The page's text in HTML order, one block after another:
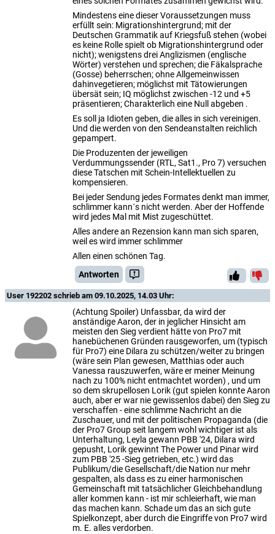
Mindestens eine dieser Voraussetzungen muss
erfüllt sein: Migrationshintergrund; mit der
Deutschen Grammatik auf Kriegsfuß stehen (wobei
es keine Rolle spielt ob Migrationshintergrund oder
nicht); wenigstens drei Anglizismen (englische
Wörter) verstehen und sprechen; die Fäkalsprache
(Gosse) beherrschen; ohne Allgemeinwissen
dahinvegetieren; möglichst mit Tätowierungen
übersät sein; IQ möglichst zwischen -12 und +5
präsentieren; Charakterlich eine Null abgeben .
Es soll ja Idioten geben, die alles in sich vereinigen.
Und die werden von den Sendeanstalten reichlich
gepampert.
Die Produzenten der jeweiligen
Verdummungssender (RTL, Sat1., Pro 7) versuchen
diese Tatschen mit Schein-Intellektuellen zu
kompensieren.
Bei jeder Sendung jedes Formates denkt man immer,
schlimmer kann´s nicht werden. Aber der Hoffende
wird jedes Mal mit Mist zugeschüttet.
Alles andere an Rezension kann man sich sparen,
weil es wird immer schlimmer
Allen einen schönen Tag.
Antworten
User 192202 schrieb am 09.10.2025, 14.03 Uhr:
(Achtung Spoiler) Unfassbar, da wird der
anständige Aaron, der in jeglicher Hinsicht am
meisten den Sieg verdient hätte von Pro7 mit
hanebüchenen Gründen rausgeworfen, um (typisch
für Pro7) eine Dilara zu schützen/weiter zu bringen
(wäre sein Plan gewesen, Matthias oder auch
Vanessa rauszuwerfen, wäre er meiner Meinung
nach zu 100% nicht entmachtet worden) , und um
so dem skrupellosen Lorik (gut spielen konnte Aaron
auch, aber er war nie gewissenlos dabei) den Sieg zu
verschaffen - eine schlimme Nachricht an die
Zuschauer, und mit der politischen Propaganda (die
der Pro7 Group seit langem wohl wichtiger ist als
Unterhaltung, Leyla gewann PBB '24, Dilara wird
gepusht, Lorik gewinnt The Power und Pinar wird
zum PBB '25 -Sieg getrieben, etc.) wird das
Publikum/die Gesellschaft/die Nation nur mehr
gespalten, als dass es zu einer harmonischen
Gemeinschaft mit tatsächlicher Gleichbehandlung
aller kommen kann - ist mir schleierhaft, wie man
das machen kann. Schade um das an sich gute
Spielkonzept, aber durch die Eingriffe von Pro7 wird
m. E. alles verdorben.